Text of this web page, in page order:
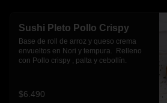
Sushi Pleto Pollo Crispy
Base de roll de arroz y queso crema
envueltos en Nori y tempura.  Relleno
con Pollo crispy , palta y cebollín.
$6.490